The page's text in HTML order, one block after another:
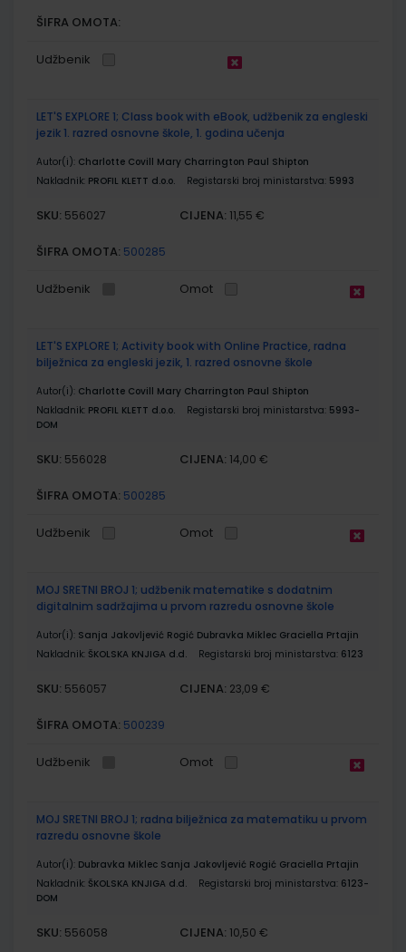
ŠIFRA OMOTA:
Udžbenik
LET'S EXPLORE 1; Class book with eBook, udžbenik za engleski
jezik 1. razred osnovne škole, 1. godina učenja
Autor(i): Charlotte Covill Mary Charrington Paul Shipton
Nakladnik: PROFIL KLETT d.o.o. Registarski broj ministarstva: 5993
SKU: 556027 CIJENA: 11,55 €
ŠIFRA OMOTA: 500285
Udžbenik Omot
LET'S EXPLORE 1; Activity book with Online Practice, radna
bilježnica za engleski jezik, 1. razred osnovne škole
Autor(i): Charlotte Covill Mary Charrington Paul Shipton
Nakladnik: PROFIL KLETT d.o.o. Registarski broj ministarstva: 5993-
DOM
SKU: 556028 CIJENA: 14,00 €
ŠIFRA OMOTA: 500285
Udžbenik Omot
MOJ SRETNI BROJ 1; udžbenik matematike s dodatnim
digitalnim sadržajima u prvom razredu osnovne škole
Autor(i): Sanja Jakovljević Rogić Dubravka Miklec Graciella Prtajin
Nakladnik: ŠKOLSKA KNJIGA d.d. Registarski broj ministarstva: 6123
SKU: 556057 CIJENA: 23,09 €
ŠIFRA OMOTA: 500239
Udžbenik Omot
MOJ SRETNI BROJ 1; radna bilježnica za matematiku u prvom
razredu osnovne škole
Autor(i): Dubravka Miklec Sanja Jakovljević Rogić Graciella Prtajin
Nakladnik: ŠKOLSKA KNJIGA d.d. Registarski broj ministarstva: 6123-
DOM
SKU: 556058 CIJENA: 10,50 €